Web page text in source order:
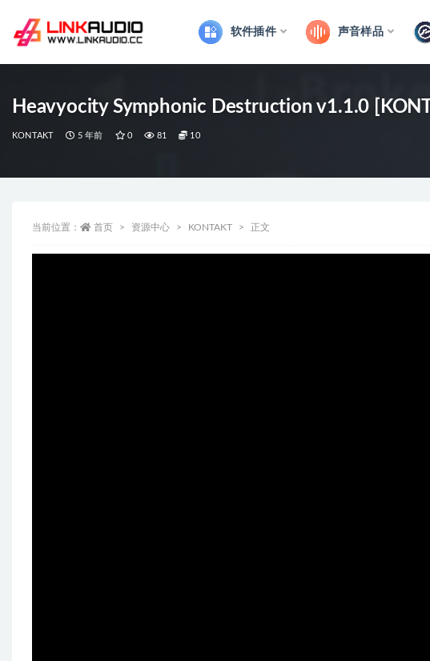
软件插件 声音样品
Heavyocity Symphonic Destruction v1.1.0
KONTAKT 5 年前 0 81 10
当前位置： 首页 资源中心 KONTAKT 正文
全部